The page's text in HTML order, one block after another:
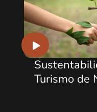
no
de Natureza